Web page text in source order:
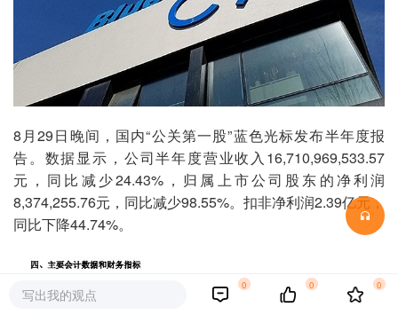
8月29日晚间，国内“公关第一股”蓝色光标发布半年度报
告。数据显示，公司半年度营业收入16,710,969,533.57
元，同比减少24.43%，归属上市公司股东的净利润
8,374,255.76元，同比减少98.55%。扣非净利润2.39亿元，
同比下降44.74%。
写出我的观点
0 0 0